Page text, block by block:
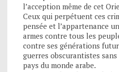
l’acception même de cet
Ceux qui perpétuent ces
pensée et l’appartenance
armes contre tous les
contre ses générations
guerres obscurantistes sans
pays du monde arabe.